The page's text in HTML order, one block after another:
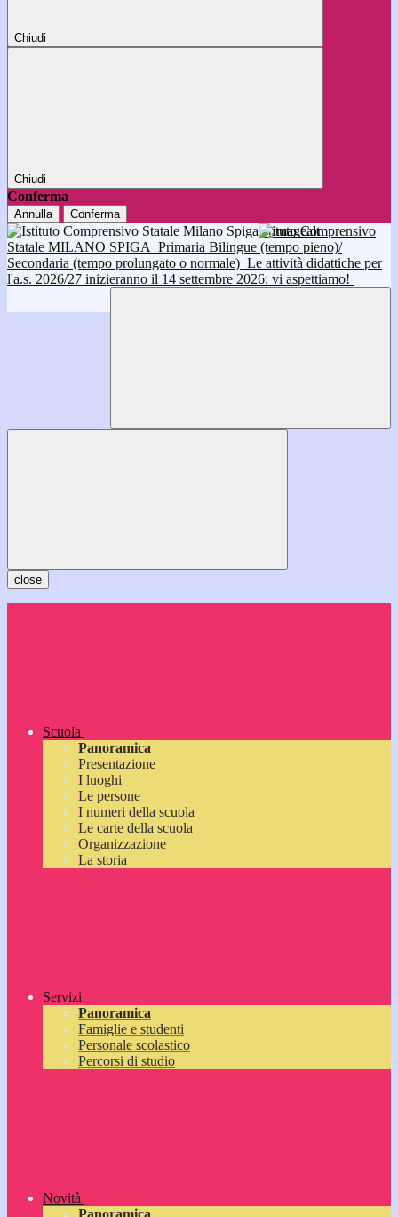
Chiudi
Chiudi
Conferma
Annulla Conferma
Istituto Comprensivo
Statale MILANO SPIGA Primaria Bilingue (tempo pieno)/
Secondaria (tempo prolungato o normale) Le attività didattiche per
l'a.s. 2026/27 inizieranno il 14 settembre 2026: vi aspettiamo!
close
Scuola
Panoramica
Presentazione
I luoghi
Le persone
I numeri della scuola
Le carte della scuola
Organizzazione
La storia
Servizi
Panoramica
Famiglie e studenti
Personale scolastico
Percorsi di studio
Novità